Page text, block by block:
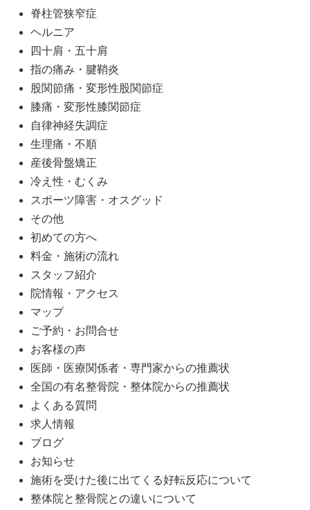
脊柱管狭窄症
ヘルニア
四十肩・五十肩
指の痛み・腱鞘炎
股関節痛・変形性股関節症
膝痛・変形性膝関節症
自律神経失調症
生理痛・不順
産後骨盤矯正
冷え性・むくみ
スポーツ障害・オスグッド
その他
初めての方へ
料金・施術の流れ
スタッフ紹介
院情報・アクセス
マップ
ご予約・お問合せ
お客様の声
医師・医療関係者・専門家からの推薦状
全国の有名整骨院・整体院からの推薦状
よくある質問
求人情報
ブログ
お知らせ
施術を受けた後に出てくる好転反応について
整体院と整骨院との違いについて